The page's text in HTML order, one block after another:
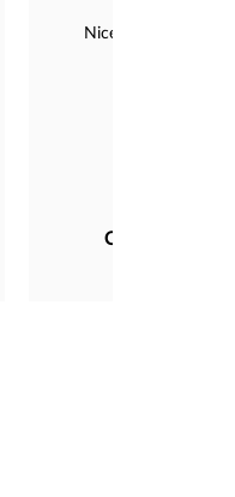
Nice talk with the
Catherine